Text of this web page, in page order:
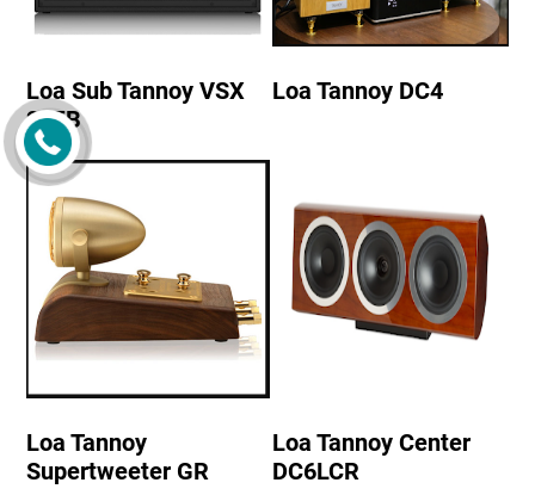
Loa Sub Tannoy VSX
215B
Loa Tannoy DC4
Loa Tannoy
Supertweeter GR
Loa Tannoy Center
DC6LCR